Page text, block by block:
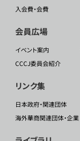
入会費・会費
会員広場
イベント案内
CCCJ委員会紹介
リンク集
日本政府・関連団体
海外華商関連団体・企業